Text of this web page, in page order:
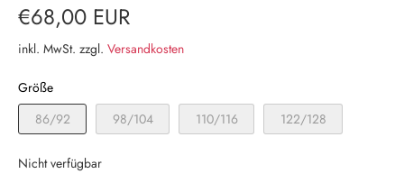
€68,00 EUR
inkl. MwSt. zzgl. Versandkosten
Größe
86/92
98/104 110/116 122/128
Nicht verfügbar